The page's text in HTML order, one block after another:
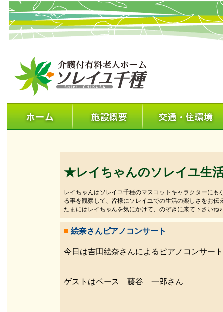
★レイちゃんのソレイユ生
レイちゃんはソレイユ千種のマスコットキャラクターに
る事を観察して、皆様にソレイユでの生活の楽しさをお伝
たまにはレイちゃんを気にかけて、のぞきに来て下さいね♪
■ 絵奈さんピアノコンサート
今日は吉田絵奈さんによるピアノコンサー
ゲストはベース 藤谷 一郎さん